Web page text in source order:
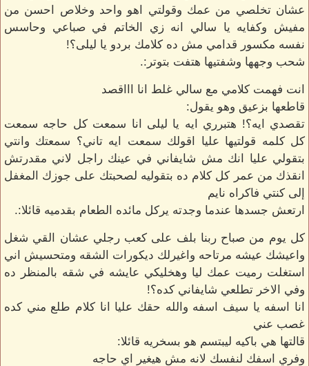
عشان تخلصي من عمك وقولتي اهو واحد وخلاص احسن من
مفيش وكفايه يا سالي انه زي الخاتم في صباعي وحاسس
نفسه مكسور قدامي مش ده كلامك بردو يا ليلى؟!
شحب وجهها وشفتيها هتفت بتوتر:.
انت فهمت كلامي مع سالي غلط انا اااقصد
قاطعها بزعيق وهو يقول:
تقصدي ايه؟! هتبرري ايه يا ليلى انا سمعت كل حاجه سمعت
كل كلمه قولتيها عليا اقولك سمعت ايه تاني؟ سمعتك وانتي
بتقولي عليا انك مش شايفاني في عينك راجل لاني مقدرتش
انقذك من عمر كل كلام ده بتقوليه لصحبتك على جوزك المغفل
إلى كنتي فاكراه نايم
ارتعش جسدها عندما وجدته يركل مائده الطعام بقدميه قائلا:.
كل يوم من صباح ربنا بلف على كعب رجلي عشان القي شغل
واعيشك عيشه مرتاحه واغيرلك ديكورات الشقه ومتحسيش اني
استغلت رميت عمك ليا وهخليكي عايشه في شقه بالمنظر ده
وفي الاخر تطلعي شايفاني كده؟!
انا اسفه يا سيف اسفه والله حقك عليا انا كلام طلع مني كده
غصب عني
قالتها هي باكيه ليبتسم هو بسخريه قائلا:
وفري اسفك لنفسك لانه مش هيغير اي حاجه